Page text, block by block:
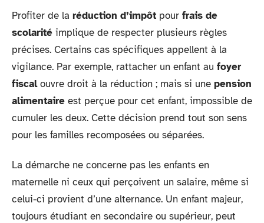
Profiter de la réduction d’impôt pour frais de
scolarité implique de respecter plusieurs règles
précises. Certains cas spécifiques appellent à la
vigilance. Par exemple, rattacher un enfant au foyer
fiscalouvre droit à la réduction ; mais si une pension
alimentaire est perçue pour cet enfant, impossible de
cumuler les deux. Cette décision prend tout son sens
pour les familles recomposées ou séparées.
La démarche ne concerne pas les enfants en
maternelle ni ceux qui perçoivent un salaire, même si
celui-ci provient d’une alternance. Un enfant majeur,
toujours étudiant en secondaire ou supérieur, peut